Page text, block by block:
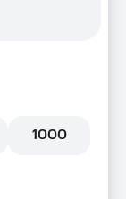
1000